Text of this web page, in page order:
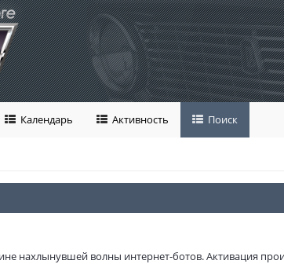
Календарь Активность Поиск
нахлынувшей волны интернет-ботов. Активация